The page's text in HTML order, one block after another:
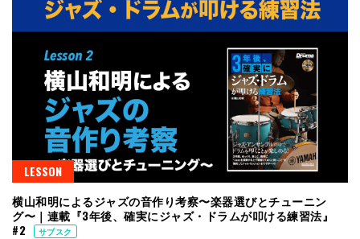
LESSON
横山和明によるジャズの音作り考察〜楽器選びとチューニン
グ〜｜連載『3年後、確実にジャズ・ドラムが叩ける練習法』
#2
サブスク